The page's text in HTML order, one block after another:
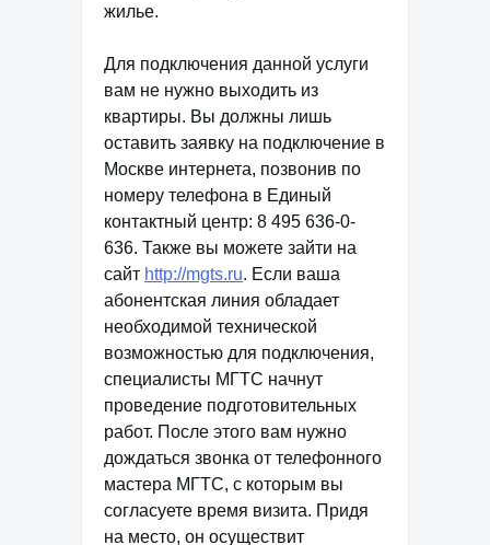
жилье.
Для подключения данной услуги
вам не нужно выходить из
квартиры. Вы должны лишь
оставить заявку на подключение в
Москве интернета, позвонив по
номеру телефона в Единый
контактный центр: 8 495 636-0-
636. Также вы можете зайти на
сайт http://mgts.ru. Если ваша
абонентская линия обладает
необходимой технической
возможностью для подключения,
специалисты МГТС начнут
проведение подготовительных
работ. После этого вам нужно
дождаться звонка от телефонного
мастера МГТС, с которым вы
согласуете время визита. Придя
на место, он осуществит